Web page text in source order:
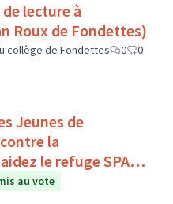
lecture à
Jean Roux de Fondettes)
collège de Fondettes 0
0
Jeunes de
la
le refuge SPA
au vote